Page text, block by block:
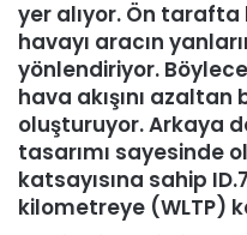
yer alıyor. Ön
havayı aracın
yönlendiriyor.
hava akışını
oluşturuyor. Arkaya
tasarımı sayesinde
katsayısına sahip
kilometreye (WLTP)